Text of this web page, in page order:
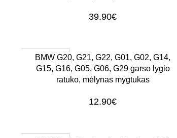
39.90€
1–3 d. d.
Į KREPŠELĮ
BMW G20, G21, G22, G01, G02, G14,
G15, G16, G05, G06, G29 garso lygio
ratuko, mėlynas mygtukas
12.90€